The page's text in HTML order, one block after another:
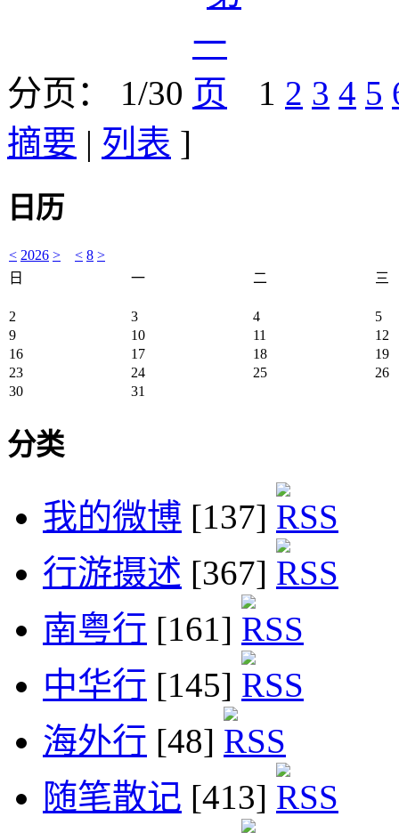
分页： 1/30 1 2 3 4 5
摘要 | 列表 ]
日历
< 2026 > < 8 >
日
一 二 三
2 3 4
5
9
10 11
12
16
17 18
19
23
24 25
26
30
31
分类
我的微博 [137]
行游摄述 [367]
南粤行 [161]
中华行 [145]
海外行 [48]
随笔散记 [413]